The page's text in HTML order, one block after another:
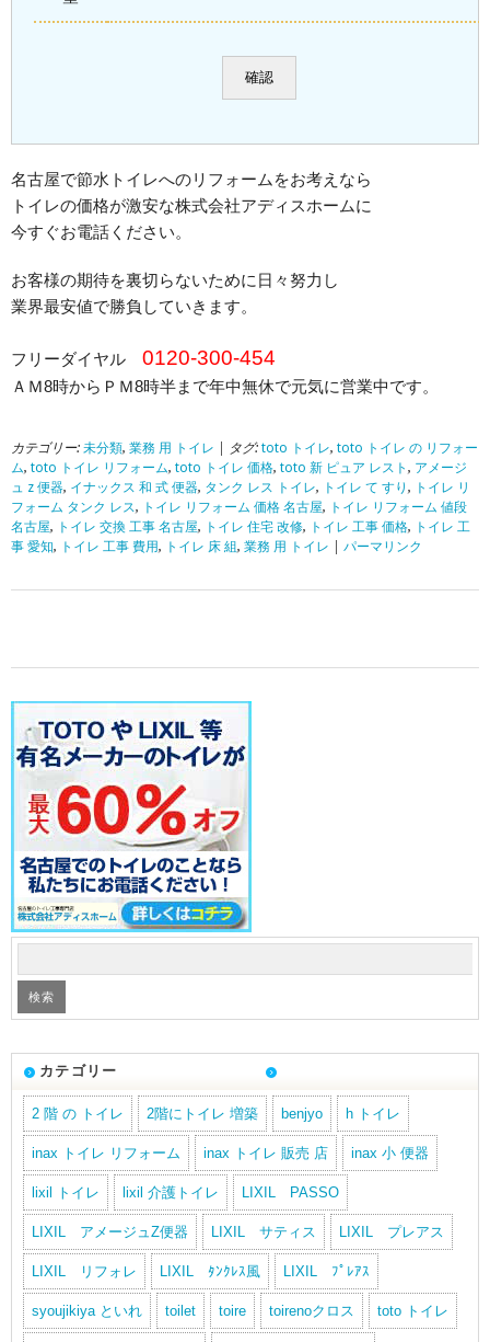
名古屋で節水トイレへのリフォームをお考えなら
トイレの価格が激安な株式会社アディスホームに
今すぐお電話ください。
お客様の期待を裏切らないために日々努力し
業界最安値で勝負していきます。
フリーダイヤル 0120-300-454
ＡＭ8時からＰＭ8時半まで年中無休で元気に営業中です。
カテゴリー: 未分類, 業務 用 トイレ | タグ: toto トイレ, toto トイレ の リフォー
ム, toto トイレ リフォーム, toto トイレ 価格, toto 新 ピュア レスト , アメージ
ュ z 便器, イナックス 和 式 便器, タンク レス トイレ, トイレ て すり , トイレ リ
フォーム タンク レス, トイレ リフォーム 価格 名古屋, トイレ リフォーム 値段
名古屋, トイレ 交換 工事 名古屋, トイレ 住宅 改修, トイレ 工事 価格, トイレ 工
事 愛知, トイレ 工事 費用, トイレ 床 組, 業務 用 トイレ パーマリンク
カテゴリー
2 階 の トイレ 2階にトイレ 増築 benjyo h トイレ
inax トイレ リフォーム inax トイレ 販売 店 inax 小 便器
lixil トイレ lixil 介護トイレ LIXIL PASSO
LIXIL アメージュZ便器 LIXIL サティス LIXIL プレアス
LIXIL リフォレ LIXIL ﾀﾝｸﾚｽ風 LIXIL ﾌﾟﾚｱｽ
syoujikiya といれ toilet toire toirenoクロス toto トイレ